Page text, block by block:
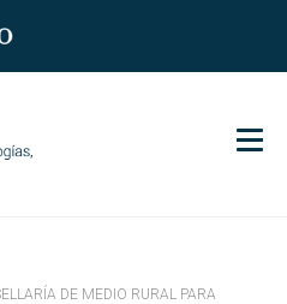
DE MEDIO RURAL PARA